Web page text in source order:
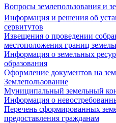
Вопросы землепользования и
Информация и решения об
сервитутов
Извещения о проведении
местоположения границ
Информация о земельных
образования
Оформление документов на
Землепользование
Муниципальный земельный
Информация о
Перечень сформированных
предоставления гражданам